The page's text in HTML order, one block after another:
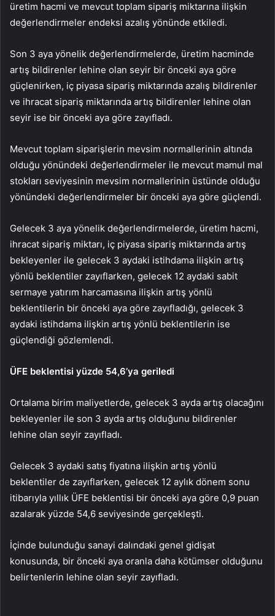
üretim hacmi ve mevcut toplam sipariş miktarına ilişkin
değerlendirmeler endeksi azalış yönünde etkiledi.
Son 3 aya yönelik değerlendirmelerde, üretim hacminde
artış bildirenler lehine olan seyir bir önceki aya göre
güçlenirken, iç piyasa sipariş miktarında azalış bildirenler
ve ihracat sipariş miktarında artış bildirenler lehine olan
seyir ise bir önceki aya göre zayıfladı.
Mevcut toplam siparişlerin mevsim normallerinin altında
olduğu yönündeki değerlendirmeler ile mevcut mamul mal
stokları seviyesinin mevsim normallerinin üstünde olduğu
yönündeki değerlendirmeler bir önceki aya göre güçlendi.
Gelecek 3 aya yönelik değerlendirmelerde, üretim hacmi,
ihracat sipariş miktarı, iç piyasa sipariş miktarında artış
bekleyenler ile gelecek 3 aydaki istihdama ilişkin artış
yönlü beklentiler zayıflarken, gelecek 12 aydaki sabit
sermaye yatırım harcamasına ilişkin artış yönlü
beklentilerin bir önceki aya göre zayıfladığı, gelecek 3
aydaki istihdama ilişkin artış yönlü beklentilerin ise
güçlendiği gözlemlendi.
ÜFE beklentisi yüzde 54,6’ya geriledi
Ortalama birim maliyetlerde, gelecek 3 ayda artış olacağını
bekleyenler ile son 3 ayda artış olduğunu bildirenler
lehine olan seyir zayıfladı.
Gelecek 3 aydaki satış fiyatına ilişkin artış yönlü
beklentiler de zayıflarken, gelecek 12 aylık dönem sonu
itibarıyla yıllık ÜFE beklentisi bir önceki aya göre 0,9 puan
azalarak yüzde 54,6 seviyesinde gerçekleşti.
İçinde bulunduğu sanayi dalındaki genel gidişat
konusunda, bir önceki aya oranla daha kötümser olduğunu
belirtenlerin lehine olan seyir zayıfladı.